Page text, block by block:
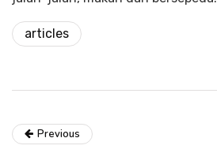
articles
Previous